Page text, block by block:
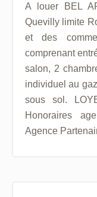
A louer BEL
Quevilly limite
et des
comprenant
salon, 2
individuel au
sous sol.
Honoraires
Agence